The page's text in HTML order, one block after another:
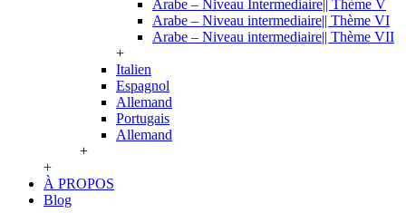
Arabe – Niveau Intermediaire|| Thème V
Arabe – Niveau intermediaire|| Thème VI
Arabe – Niveau intermediaire|| Thème VII
+
Italien
Espagnol
Allemand
Portugais
Allemand
+
+
À PROPOS
Blog